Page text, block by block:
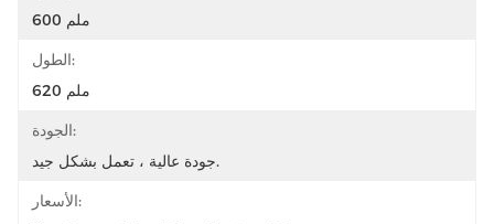
600 ملم
الطول:
620 ملم
الجودة:
جودة عالية ، تعمل بشكل جيد.
الأسعار: